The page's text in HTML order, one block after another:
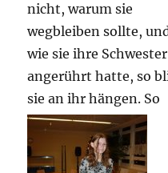
nicht, warum sie
wegbleiben sollte,
wie sie ihre Schwester
angerührt hatte, so
sie an ihr hängen. So